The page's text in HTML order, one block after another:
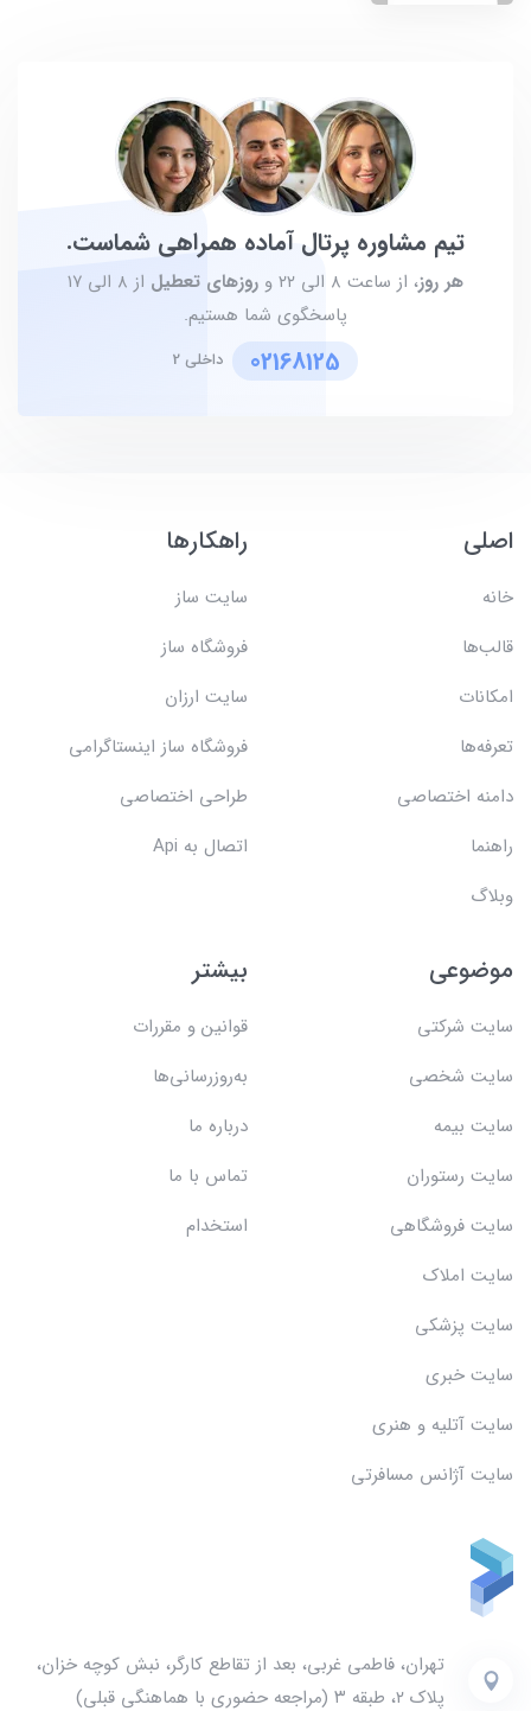
تیم مشاوره پرتال آماده همراهی شماست.
هر روز، از ساعت ۸ الی ۲۲ و روزهای تعطیل
از ۸ الی ۱۷
پاسخگوی شما هستیم.
02168125 داخلی 2
اصلی
خانه
قالب‌ها
امکانات
تعرفه‌ها
دامنه اختصاصی
راهنما
وبلاگ
راهکارها
سایت ساز
فروشگاه ساز
سایت ارزان
فروشگاه ساز اینستاگرامی
طراحی اختصاصی
اتصال به Api
موضوعی
سایت شرکتی
سایت شخصی
سایت بیمه
سایت رستوران
سایت فروشگاهی
سایت املاک
سایت پزشکی
سایت خبری
سایت آتلیه و هنری
سایت آژانس مسافرتی
بیشتر
قوانین و مقررات
به‌روزرسانی‌ها
درباره ما
تماس با ما
استخدام
تهران، فاطمی غربی، بعد از تقاطع کارگر، نبش کوچه خزان،
پلاک ۲، طبقه ۳ (مراجعه حضوری با هماهنگی قبلی)